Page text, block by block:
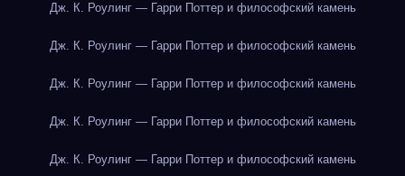
Дж. К. Роулинг — Гарри Поттер и философский камень
Дж. К. Роулинг — Гарри Поттер и философский камень
Дж. К. Роулинг — Гарри Поттер и философский камень
Дж. К. Роулинг — Гарри Поттер и философский камень
Дж. К. Роулинг — Гарри Поттер и философский камень